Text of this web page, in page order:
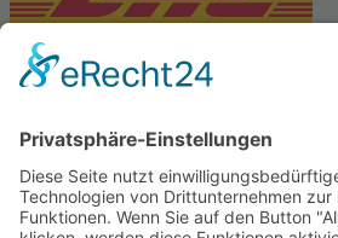
Tekal – Textile Lebensqualität
Exklusive moderne & Orientteppiche